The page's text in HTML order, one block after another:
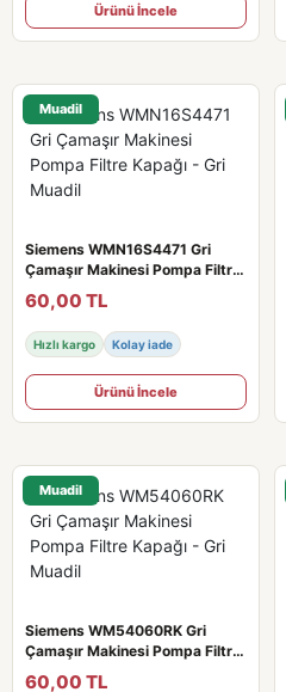
Ürünü İncele
Muadil
Siemens WMN16S4471 Gri
Çamaşır Makinesi Pompa Filtre
60,00 TL
Hızlı kargo Kolay iade
Ürünü İncele
Muadil
Siemens WM54060RK Gri
Çamaşır Makinesi Pompa Filtre
60,00 TL